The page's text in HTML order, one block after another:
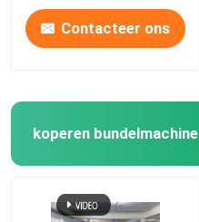
Contacteer ons
koperen bundelmachine